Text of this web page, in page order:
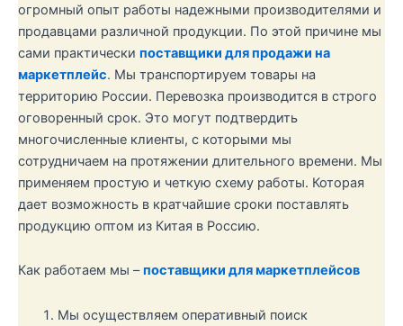
огромный опыт работы надежными производителями и
продавцами различной продукции. По этой причине мы
сами практически поставщики для продажи на
маркетплейс. Мы транспортируем товары на
территорию России. Перевозка производится в строго
оговоренный срок. Это могут подтвердить
многочисленные клиенты, с которыми мы
сотрудничаем на протяжении длительного времени. Мы
применяем простую и четкую схему работы. Которая
дает возможность в кратчайшие сроки поставлять
продукцию оптом из Китая в Россию.
Как работаем мы –поставщики для маркетплейсов
Мы осуществляем оперативный поиск